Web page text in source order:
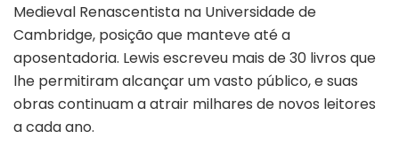
Medieval Renascentista na Universidade de
Cambridge, posição que manteve até a
aposentadoria. Lewis escreveu mais de 30 livros que
lhe permitiram alcançar um vasto público, e suas
obras continuam a atrair milhares de novos leitores
a cada ano.